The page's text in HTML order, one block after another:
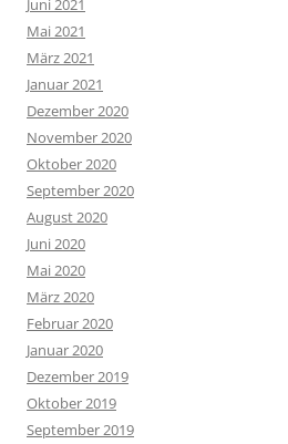
Juni 2021
Mai 2021
März 2021
Januar 2021
Dezember 2020
November 2020
Oktober 2020
September 2020
August 2020
Juni 2020
Mai 2020
März 2020
Februar 2020
Januar 2020
Dezember 2019
Oktober 2019
September 2019